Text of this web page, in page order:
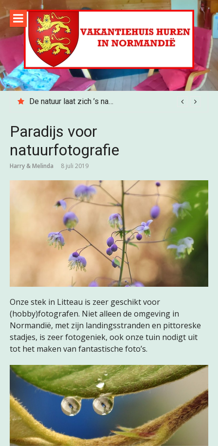
Naar
de
inhoud
springen
De natuur laat zich ’s nachts gelden…
Paradijs voor
natuurfotografie
Harry & Melinda 8 juli 2019
Onze stek in Litteau is zeer geschikt voor
(hobby)fotografen. Niet alleen de omgeving in
Normandië, met zijn landingsstranden en pittoreske
stadjes, is zeer fotogeniek, ook onze tuin nodigt uit
tot het maken van fantastische foto’s.